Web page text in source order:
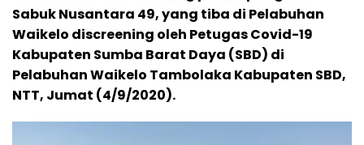
Sabuk Nusantara 49, yang tiba di Pelabuhan
Waikelo discreening oleh Petugas Covid-19
Kabupaten Sumba Barat Daya (SBD) di
Pelabuhan Waikelo Tambolaka Kabupaten SBD,
NTT, Jumat (4/9/2020).